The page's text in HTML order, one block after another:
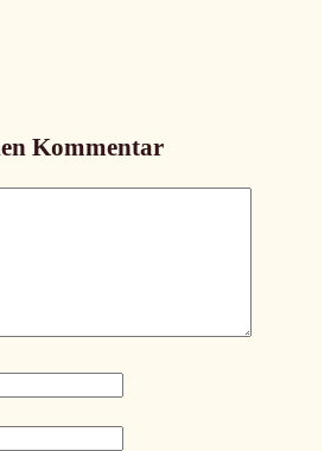
Kommentar